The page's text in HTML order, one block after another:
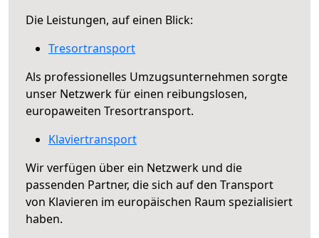
Die Leistungen, auf einen Blick:
Tresortransport
Als professionelles Umzugsunternehmen sorgte
unser Netzwerk für einen reibungslosen,
europaweiten Tresortransport.
Klaviertransport
Wir verfügen über ein Netzwerk und die
passenden Partner, die sich auf den Transport
von Klavieren im europäischen Raum spezialisiert
haben.